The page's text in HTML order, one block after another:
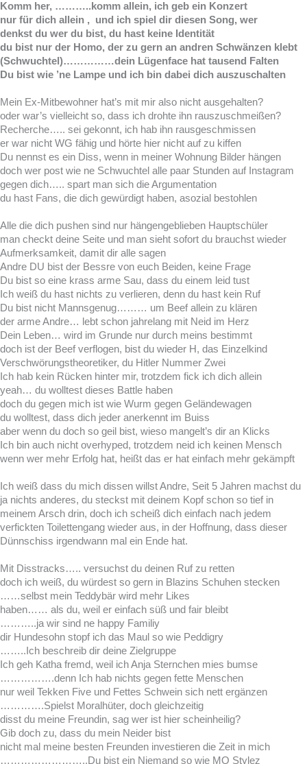
Komm her, ………..komm allein, ich geb ein Konzert
nur für dich allein , und ich spiel dir diesen Song, wer
denkst du wer du bist, du hast keine Identität
du bist nur der Homo, der zu gern an andren Schwänzen klebt
(Schwuchtel)……………dein Lügenface hat tausend Falten
Du bist wie ’ne Lampe und ich bin dabei dich auszuschalten
Mein Ex-Mitbewohner hat’s mit mir also nicht ausgehalten?
oder war’s vielleicht so, dass ich drohte ihn rauszuschmeißen?
Recherche….. sei gekonnt, ich hab ihn rausgeschmissen
er war nicht WG fähig und hörte hier nicht auf zu kiffen
Du nennst es ein Diss, wenn in meiner Wohnung Bilder hängen
doch wer post wie ne Schwuchtel alle paar Stunden auf Instagram
gegen dich….. spart man sich die Argumentation
du hast Fans, die dich gewürdigt haben, asozial bestohlen
Alle die dich pushen sind nur hängengeblieben Hauptschüler
man checkt deine Seite und man sieht sofort du brauchst wieder
Aufmerksamkeit, damit dir alle sagen
Andre DU bist der Bessre von euch Beiden, keine Frage
Du bist so eine krass arme Sau, dass du einem leid tust
Ich weiß du hast nichts zu verlieren, denn du hast kein Ruf
Du bist nicht Mannsgenug……… um Beef allein zu klären
der arme Andre… lebt schon jahrelang mit Neid im Herz
Dein Leben… wird im Grunde nur durch meins bestimmt
doch ist der Beef verflogen, bist du wieder H, das Einzelkind
Verschwörungstheoretiker, du Hitler Nummer Zwei
Ich hab kein Rücken hinter mir, trotzdem fick ich dich allein
yeah… du wolltest dieses Battle haben
doch du gegen mich ist wie Wurm gegen Geländewagen
du wolltest, dass dich jeder anerkennt im Buiss
aber wenn du doch so geil bist, wieso mangelt’s dir an Klicks
Ich bin auch nicht overhyped, trotzdem neid ich keinen Mensch
wenn wer mehr Erfolg hat, heißt das er hat einfach mehr gekämpft
Ich weiß dass du mich dissen willst Andre, Seit 5 Jahren machst du
ja nichts anderes, du steckst mit deinem Kopf schon so tief in
meinem Arsch drin, doch ich scheiß dich einfach nach jedem
verfickten Toilettengang wieder aus, in der Hoffnung, dass dieser
Dünnschiss irgendwann mal ein Ende hat.
Mit Disstracks….. versuchst du deinen Ruf zu retten
doch ich weiß, du würdest so gern in Blazins Schuhen stecken
……selbst mein Teddybär wird mehr Likes
haben…… als du, weil er einfach süß und fair bleibt
………..ja wir sind ne happy Familiy
dir Hundesohn stopf ich das Maul so wie Peddigry
……..Ich beschreib dir deine Zielgruppe
Ich geh Katha fremd, weil ich Anja Sternchen mies bumse
…………….denn Ich hab nichts gegen fette Menschen
nur weil Tekken Five und Fettes Schwein sich nett ergänzen
………….Spielst Moralhüter, doch gleichzeitig
disst du meine Freundin, sag wer ist hier scheinheilig?
Gib doch zu, dass du mein Neider bist
nicht mal meine besten Freunden investieren die Zeit in mich
……………………..Du bist ein Niemand so wie MQ Stylez